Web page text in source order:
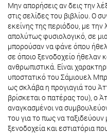
Μην απορήσεις αν δεις την
στις σελίδες του βιβλίου. Ο
εκείνης της περιόδου, με την
απολύτως φυσιολογικό, σε
μπορούσαν να φάνε όπου
σε όποιο ξενοδοχείο ήθελαν
ανθρωπιστικά. Είναι
υποστατικό του Σάμιουελ
ως σκλάβα η προγιαγιά του
βρίσκεται ο πατέρας του), ο
αναγκασμένοι να
του για το πως να
ξενοδοχεία και εστιατόρια